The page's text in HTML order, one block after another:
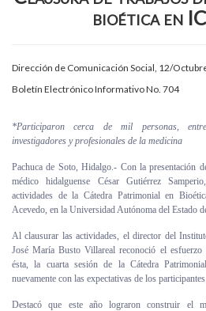
Publicaciones en línea
Acreditación Internacional
Alumnado
Personal
Visitantes
bioética en
Dirección de Comunicación Social, 12/
Boletín Electrónico Informativo No. 704
*Participaron cerca de mil personas, entre
investigadores y profesionales de la medicina
Pachuca de Soto, Hidalgo.- Con la presentación
médico hidalguense César Gutiérrez
actividades de la Cátedra Patrimonial en
Acevedo, en la Universidad Autónoma del Estado
Al clausurar las actividades, el director del
José María Busto Villareal reconoció el esfuerzo
ésta, la cuarta sesión de la Cátedra
nuevamente con las expectativas de los participantes.
Destacó que este año lograron construir el